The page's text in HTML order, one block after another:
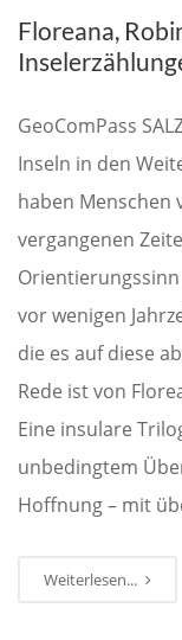
Floreana,
GeoComPass
Inseln in den
haben Menschen
vergangenen
vor wenigen
die es auf diese
Rede ist von
Eine insulare
unbedingtem
Hoffnung – mit
Weiterlesen...